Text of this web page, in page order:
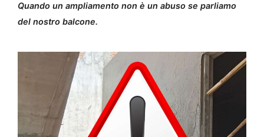
Quando un ampliamento non è un abuso se parliamo
del nostro balcone.